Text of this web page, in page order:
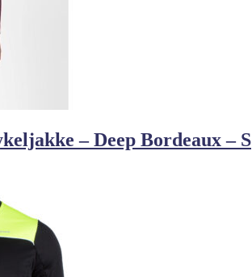
– Deep Bordeaux – S